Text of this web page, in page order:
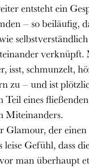
entsteht ein
– so beiläufig,
verknüpft.
isst, schmunzelt,
zu – und ist
Teil eines
Miteinanders.
Glamour, der
leise Gefühl, dass
man überhaupt